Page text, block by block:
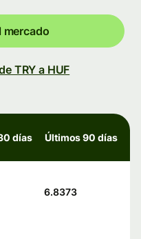
mercado
TRY a HUF
días Últimos 90 días
6.8373